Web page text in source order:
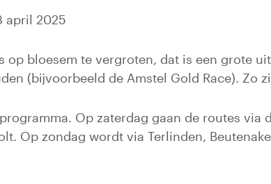
april 2025
op bloesem te vergroten, dat is een grote
(bijvoorbeeld de Amstel Gold Race). Zo
Op zaterdag gaan de routes via
Op zondag wordt via Terlinden,